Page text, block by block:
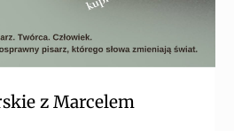
z Marcelem